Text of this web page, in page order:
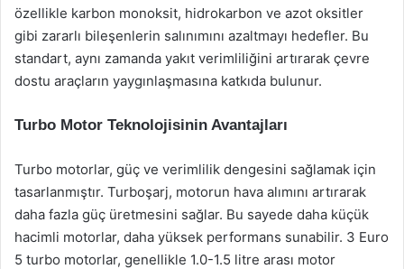
özellikle karbon monoksit, hidrokarbon ve azot oksitler
gibi zararlı bileşenlerin salınımını azaltmayı hedefler. Bu
standart, aynı zamanda yakıt verimliliğini artırarak çevre
dostu araçların yaygınlaşmasına katkıda bulunur.
Turbo Motor Teknolojisinin Avantajları
Turbo motorlar, güç ve verimlilik dengesini sağlamak için
tasarlanmıştır. Turboşarj, motorun hava alımını artırarak
daha fazla güç üretmesini sağlar. Bu sayede daha küçük
hacimli motorlar, daha yüksek performans sunabilir. 3 Euro
5 turbo motorlar, genellikle 1.0-1.5 litre arası motor